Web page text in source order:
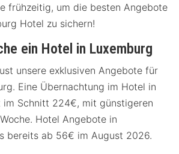
frühzeitig, um die besten Angebote
Hotel zu sichern!
ein Hotel in Luxemburg
unsere exklusiven Angebote für
Eine Übernachtung im Hotel in
im Schnitt 224€, mit günstigeren
Hotel Angebote in
bereits ab 56€ im August 2026.